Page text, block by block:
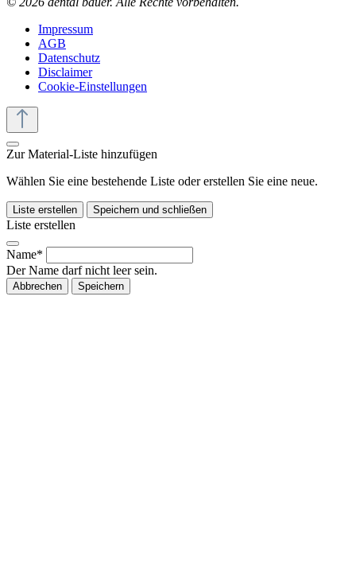
Impressum
AGB
Datenschutz
Disclaimer
Cookie-Einstellungen
Zur Material-Liste hinzufügen
Wählen Sie eine bestehende Liste oder erstellen Sie eine neue.
Liste erstellen Speichern und schließen
Liste erstellen
Name*
Der Name darf nicht leer sein.
Abbrechen Speichern